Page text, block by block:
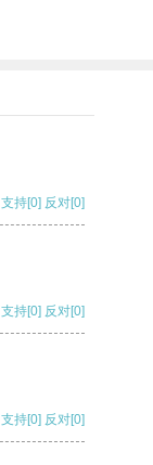
支持[0] 反对[0]
支持[0] 反对[0]
支持[0] 反对[0]